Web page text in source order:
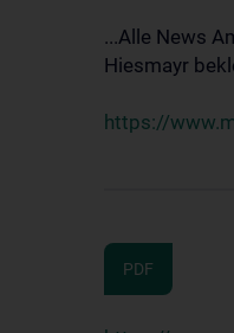
...Alle News
Hiesmayr
https://
PDF